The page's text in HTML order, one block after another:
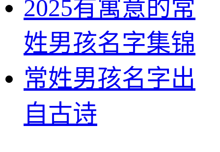
2025有寓意的常
姓男孩名字集锦
常姓男孩名字出
自古诗